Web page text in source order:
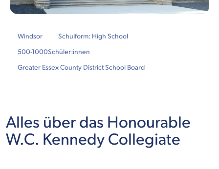
Windsor
Schulform: High School
500-1000Schüler:innen
Greater Essex County District School Board
Alles über das Honourable
W.C. Kennedy Collegiate